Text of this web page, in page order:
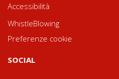
Accessibilità
WhistleBlowing
Preferenze cookie
SOCIAL